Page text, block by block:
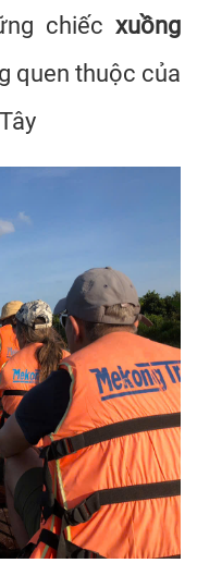
chiếc xuồng
quen thuộc của